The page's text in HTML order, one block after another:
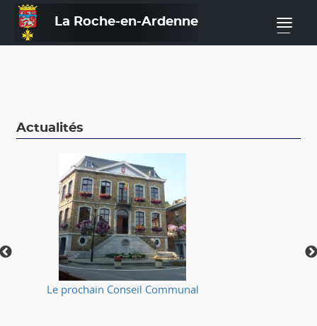
La Roche-en-Ardenne —
Actualités
Le prochain Conseil Communal